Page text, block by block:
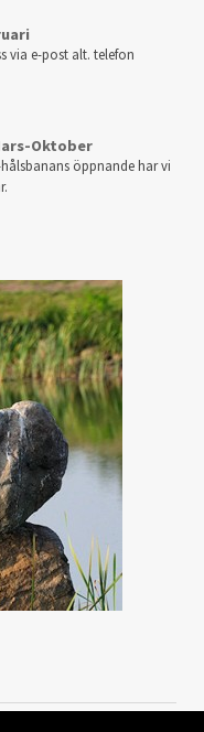
via e-post alt. telefon
Oktober
öppnande har vi